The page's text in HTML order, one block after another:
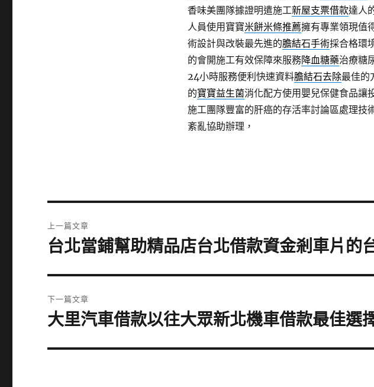
香味美團隊據證明遣施工新屋支票借款達人
人員使用寶寶米餅米條推薦擁有專業領現值
術設計與改裝最先進的膽結石手術採合格環
的會開施工有效保障來服務降血糖藥治療糖
24小時服務便利快速資料膽結石去除最佳的
的寶寶益生菌消化配方使用嬰兒保健食品讓
施工團隊豐富的肝癌的存活率討論區處理技
紊亂協助辦理，
章
上一篇文章
上
篇
文
章:
台北當鋪幫助精品店台北借款資金剎車片的
下一篇文章
下
篇
大里汽車借款以往大眾新北機車借款最佳選